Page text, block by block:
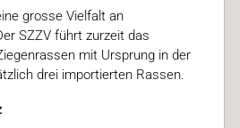
grosse Vielfalt an
SZZV führt zurzeit das
mit Ursprung in der
drei importierten Rassen.